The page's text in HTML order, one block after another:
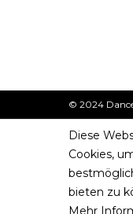
© 2024
Diese
Cookies,
bieten zu
Mehr